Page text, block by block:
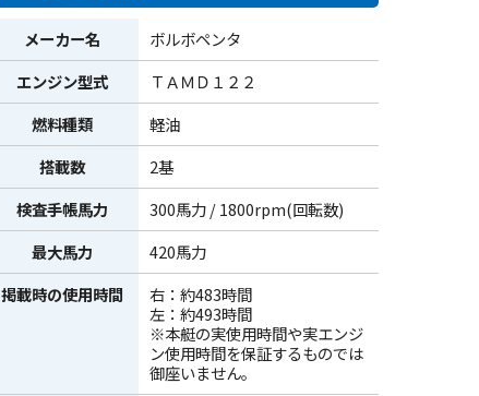
メーカー名
ボルボペンタ
エンジン型式
ＴＡＭＤ１２２
燃料種類
軽油
搭載数
2基
検査手帳馬力
300馬力 / 1800rpm(回転数)
最大馬力
420馬力
掲載時の使用時間
右：約483時間
左：約493時間
※本艇の実使用時間や実エンジ
ン使用時間を保証するものでは
御座いません。